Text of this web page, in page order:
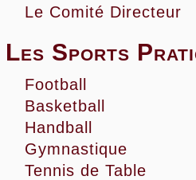
Le Comité Directeur
Les Sports
Football
Basketball
Handball
Gymnastique
Tennis de Table